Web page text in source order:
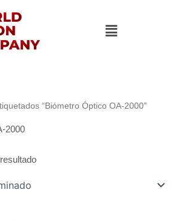
“Biómetro Óptico OA-2000”
2000